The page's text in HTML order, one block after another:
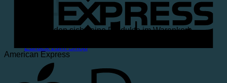
Es befinden sich keine Produkte im Warenkorb.
Zurück zum Shop
American Express